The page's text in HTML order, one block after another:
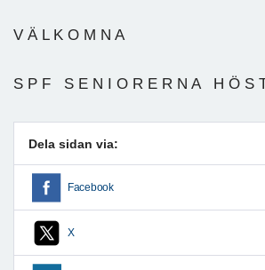
V Ä L K O M N A
S P F S E N I O R E R N A H Ö S
Dela sidan via:
Facebook
X